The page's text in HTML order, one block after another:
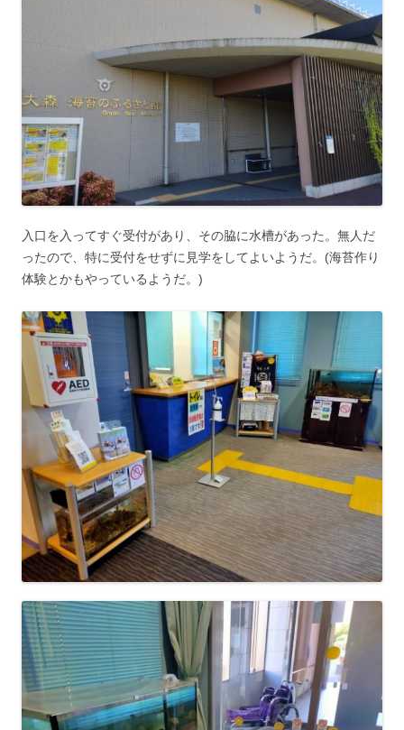
入口を入ってすぐ受付があり、その脇に水槽があった。無人だ
ったので、特に受付をせずに見学をしてよいようだ。(海苔作り
体験とかもやっているようだ。)